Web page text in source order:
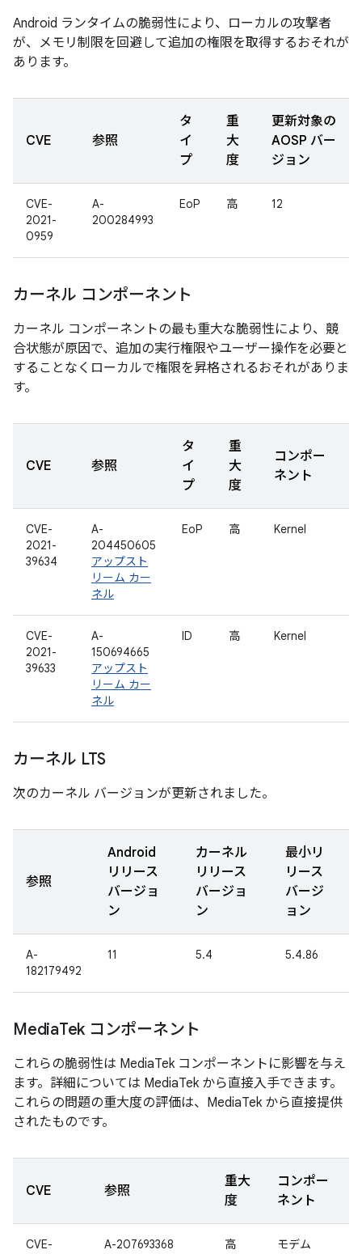
Android ランタイムの脆弱性により、ローカルの攻撃者
が、メモリ制限を回避して追加の権限を取得するおそれが
あります。
CVE 参照
タ
イ
プ
重
大
度
更新対象の
AOSP バー
ジョン
CVE-
2021-
0959
A-
200284993
EoP 高 12
カーネル コンポーネント
カーネル コンポーネントの最も重大な脆弱性により、競
合状態が原因で、追加の実行権限やユーザー操作を必要と
することなくローカルで権限を昇格されるおそれがありま
す。
CVE 参照
タ
イ
プ
重
大
度
コンポー
ネント
CVE-
2021-
39634
A-
204450605
アップスト
リーム カー
ネル
EoP 高 Kernel
CVE-
2021-
39633
A-
150694665
アップスト
リーム カー
ネル
ID 高 Kernel
カーネル LTS
次のカーネル バージョンが更新されました。
参照
Android
リリース
バージョ
ン
カーネル
リリース
バージョ
ン
最小リ
リース
バージ
ョン
A-
182179492
11 5.4 5.4.86
MediaTek コンポーネント
これらの脆弱性は MediaTek コンポーネントに影響を与え
ます。詳細については MediaTek から直接入手できます。
これらの問題の重大度の評価は、MediaTek から直接提供
されたものです。
CVE 参照
重大
度
コンポー
ネント
CVE-
A-207693368
高
モデム